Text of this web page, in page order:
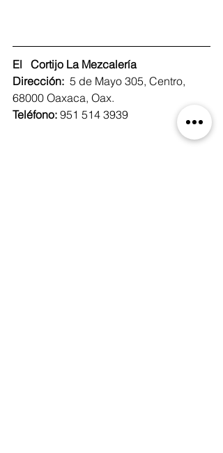
El   Cortijo La Mezcalería
Dirección: 5 de Mayo 305, Centro,
68000 Oaxaca, Oax.
Teléfono: 951 514 3939